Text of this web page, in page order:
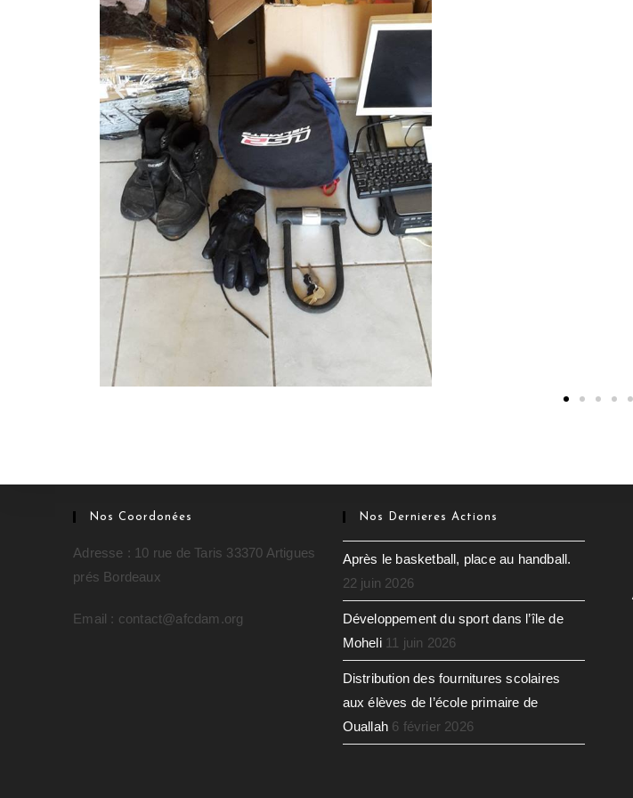
Nos Coordonées
Adresse : 10 rue de Taris 33370 Artigues
prés Bordeaux
Email : contact@afcdam.org
Nos Dernieres Actions
Après le basketball, place au handball.
22 juin 2026
Développement du sport dans l’île de
Moheli 11 juin 2026
Distribution des fournitures scolaires
aux élèves de l’école primaire de
Ouallah 6 février 2026